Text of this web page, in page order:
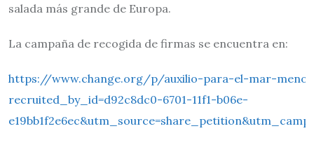
salada más grande de Europa.
La campaña de recogida de firmas se encuentra en:
https://www.change.org/p/auxilio-para-el-mar-
recruited_by_id=d92c8dc0-6701-11f1-b06e-